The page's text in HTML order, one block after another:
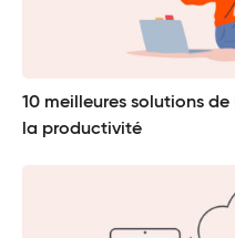
10 meilleures solutions
la productivité